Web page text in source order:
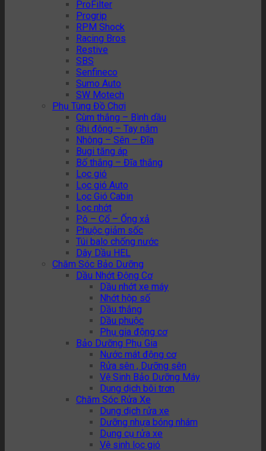
ProFilter
Progrip
RPM Shock
Racing Bros
Restive
SBS
Senfineco
Sumo Auto
SW Motech
Phụ Tùng Đồ Chơi
Cùm thắng – Bình dầu
Ghi đông – Tay nắm
Nhông – Sên – Đĩa
Bugi tăng áp
Bố thắng – Đĩa thắng
Lọc gió
Lọc gió Auto
Lọc Gió Cabin
Lọc nhớt
Pô – Cổ – Ống xả
Phuộc giảm sốc
Túi balo chống nước
Dây Dầu HEL
Chăm Sóc Bảo Dưỡng
Dầu Nhớt Động Cơ
Dầu nhớt xe máy
Nhớt hộp số
Dầu thắng
Dầu phuộc
Phụ gia động cơ
Bảo Dưỡng Phụ Gia
Nước mát động cơ
Rửa sên , Dưỡng sên
Vệ Sinh Bảo Dưỡng Máy
Dung dịch bôi trơn
Chăm Sóc Rửa Xe
Dung dịch rửa xe
Dưỡng nhựa bóng nhám
Dụng cụ rửa xe
Vệ sinh lọc gió